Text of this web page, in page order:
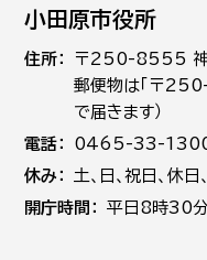
小田原市役所
住所
〒250-8555 神
郵便物は「〒
で届きます）
電話
0465-33-1300
休み
土､日､祝日、休
開庁時間
平日8時30